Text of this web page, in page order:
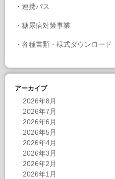
・ 連携パス
・ 糖尿病対策事業
・ 各種書類・様式ダウンロード
アーカイブ
2026年8月
2026年7月
2026年6月
2026年5月
2026年4月
2026年3月
2026年2月
2026年1月